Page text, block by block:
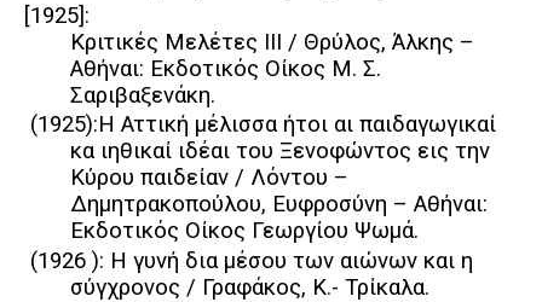
[1925]:
Κριτικές Μελέτες ΙΙΙ / Θρύλος, Άλκης –
Αθήναι: Εκδοτικός Οίκος Μ. Σ.
Σαριβαξενάκη.
(1925):Η Αττική μέλισσα ήτοι αι παιδαγωγικαί
κα ιηθικαί ιδέαι του Ξενοφώντος εις την
Κύρου παιδείαν / Λόντου –
Δημητρακοπούλου, Ευφροσύνη – Αθήναι:
Εκδοτικός Οίκος Γεωργίου Ψωμά.
(1926 ): Η γυνή δια μέσου των αιώνων και η
σύγχρονος / Γραφάκος, Κ.- Τρίκαλα.